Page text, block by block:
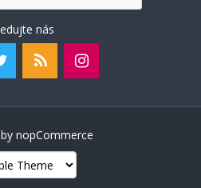
nás
nopCommerce